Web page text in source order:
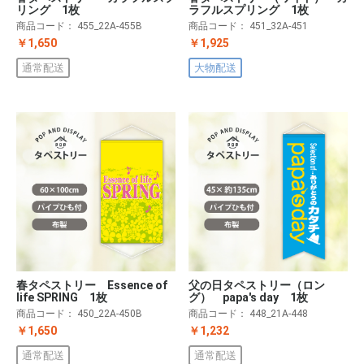
リング 1枚
商品コード： 455_22A-455B
￥1,650
通常配送
ラフルスプリング 1枚
商品コード： 451_32A-451
￥1,925
大物配送
春タペストリー Essence of
life SPRING 1枚
商品コード： 450_22A-450B
￥1,650
通常配送
父の日タペストリー（ロン
グ） papa's day 1枚
商品コード： 448_21A-448
￥1,232
通常配送